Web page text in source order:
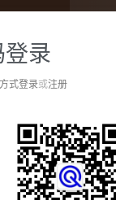
录
式登录或注册